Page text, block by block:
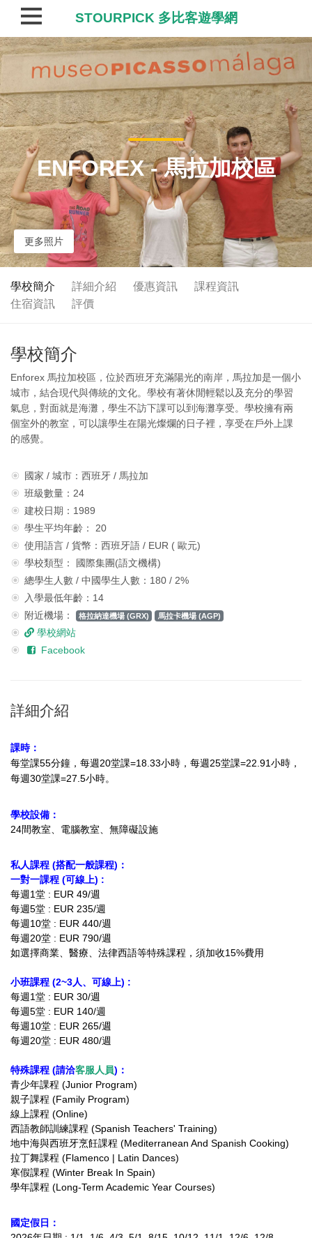
ENFOREX - 馬拉加校區
更多照片
學校簡介 詳細介紹 優惠資訊
課程資訊
住宿資訊
評價
學校簡介
Enforex 馬拉加校區，位於西班牙充滿陽光的南岸，馬拉加是一個小
城市，結合現代與傳統的文化。學校有著休閒輕鬆以及充分的學習
氣息，對面就是海灘，學生不訪下課可以到海灘享受。學校擁有兩
個室外的教室，可以讓學生在陽光燦爛的日子裡，享受在戶外上課
的感覺。
國家 / 城市：西班牙 / 馬拉加
班級數量：24
建校日期：1989
學生平均年齡： 20
使用語言 / 貨幣：西班牙語 / EUR ( 歐元)
學校類型： 國際集團(語文機構)
總學生人數 / 中國學生人數：180 / 2%
入學最低年齡：14
附近機場：
格拉納達機場 (GRX) 馬拉卡機場 (AGP)
學校網站
Facebook
詳細介紹
課時：
每堂課55分鐘，每週20堂課=18.33小時 ，每週25堂課=22.91小時，
每週30堂課=27.5小時。
學校設備：
24間教室、電腦教室、無障礙設施
私人課程 (搭配一般課程)：
一對一課程 (可線上) :
每週1堂 : EUR 49/週
每週5堂 : EUR 235/週
每週10堂 : EUR 440/週
每週20堂 : EUR 790/週
如選擇商業、醫療、法律西語等特殊課程，須加收15%費用
小班課程 (2~3人、可線上) :
每週1堂 : EUR 30/週
每週5堂 : EUR 140/週
每週10堂 : EUR 265/週
每週20堂 : EUR 480/週
特殊課程 (請洽客服人員)：
青少年課程 (Junior Program)
親子課程 (Family Program)
線上課程 (Online)
西語教師訓練課程 (Spanish Teachers' Training)
地中海與西班牙烹飪課程 (Mediterranean And Spanish Cooking)
拉丁舞課程 (Flamenco | Latin Dances)
寒假課程 (Winter Break In Spain)
學年課程 (Long-Term Academic Year Courses)
國定假日：
STOURPICK 多比客遊學網